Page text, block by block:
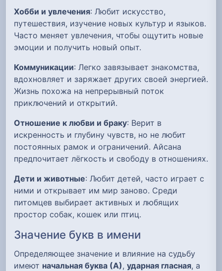
Хобби и увлечения: Любит искусство,
путешествия, изучение новых культур и языков.
Часто меняет увлечения, чтобы ощутить новые
эмоции и получить новый опыт.
Коммуникации: Легко завязывает знакомства,
вдохновляет и заряжает других своей энергией.
Жизнь похожа на непрерывный поток
приключений и открытий.
Отношение к любви и браку: Верит в
искренность и глубину чувств, но не любит
постоянных рамок и ограничений. Айсана
предпочитает лёгкость и свободу в отношениях.
Дети и животные: Любит детей, часто играет с
ними и открывает им мир заново. Среди
питомцев выбирает активных и любящих
простор собак, кошек или птиц.
Значение букв в имени
Определяющее значение и влияние на судьбу
имеют начальная буква (А), ударная гласная, а